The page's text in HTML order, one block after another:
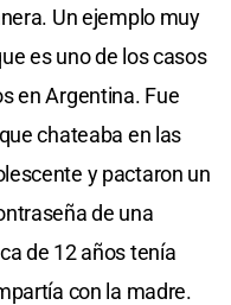
Un ejemplo muy
es uno de los casos
en Argentina. Fue
chateaba en las
y pactaron un
de una
de 12 años tenía
con la madre.